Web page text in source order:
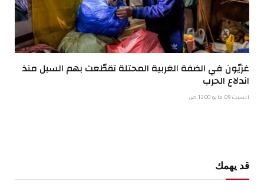
غزيّون في الضفة الغربية المحتلة تقطّعت بهم السبل منذ
اندلاع الحرب
السبت 09 مايو 12:00 ص
قد يهمك